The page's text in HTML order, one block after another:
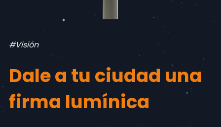
#Visión
Dale a tu ciudad una
firma lumínica